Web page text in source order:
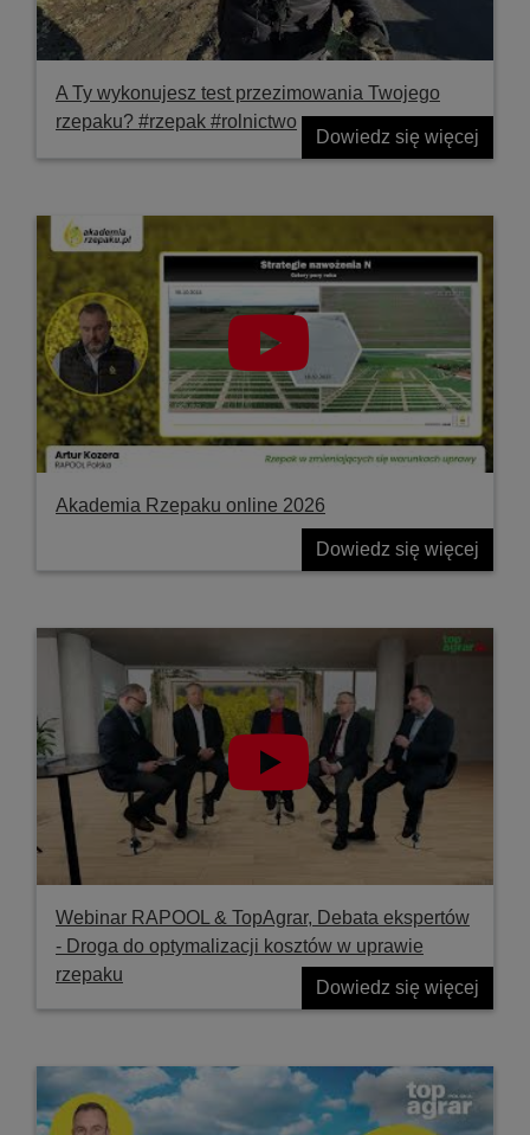
A Ty wykonujesz test przezimowania Twojego
rzepaku? #rzepak #rolnictwo
Dowiedz się więcej
Akademia Rzepaku online 2026
Dowiedz się więcej
Webinar RAPOOL & TopAgrar, Debata ekspertów
- Droga do optymalizacji kosztów w uprawie
rzepaku
Dowiedz się więcej